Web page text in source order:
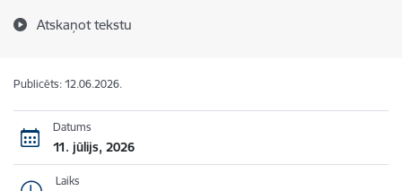
Atskaņot tekstu
Publicēts: 12.06.2026.
Datums
11. jūlijs, 2026
Laiks